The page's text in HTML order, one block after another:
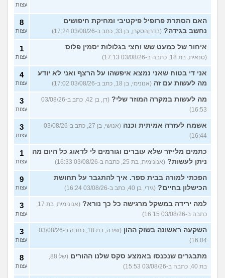
עצות
האם הסתרת פרופיל פיקטיבי ומחיקת חיפושים
נחשב בגידה? (בדרןהסקרן, בן 33, כתב ב-03/08/26 17:24)
8
עצות
איחור של כמעט שש וחצי בגלולות יסמין פלוס
(סנאית, בת 18, כתבה ב-03/08/26 17:13)
1
עצות
אני די בטוח שאני נמצא איפשהו על הרצף ואני לא יודע
מה לעשות עם זה (אנונימי, בן 18, כתב ב-03/08/26 17:02)
4
עצות
מה לעשות במקרה המוזר שלי?
(דן, בן 42, כתב ב-03/08/26
16:53)
3
עצות
אשמח לעזרה אמיתית וכנה
(אנושי, בן 27, כתב ב-03/08/26
16:44)
3
עצות
כתמים מלייזר שלא עוברים וגורמים לי לדאוג כל היום מה
ניתן לעשות? (אנונימית, בת 25, כתבה ב-03/08/26 16:33)
1
עצות
הפכתי למורה בבית ספר. איך להתגבר על תחושת
הכישלון בחיים? (גידי, בן 40, כתב ב-03/08/26 16:24)
9
עצות
למה ירידה במשקל מרגישה כל כך נורא?
(אנונימית, בת 17,
כתבה ב-03/08/26 16:15)
3
עצות
השקעה ראשונה בשוק ההון
(שירה, בת 18, כתבה ב-03/08/26
16:04)
3
עצות
מתבגרים שנכנסו באמצע סקס שלנו ההורים
(שלי88,
בת 40, כתבה ב-03/08/26 15:53)
8
עצות